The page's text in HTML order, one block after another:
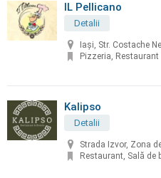
IL Pellicano
Detalii
Iași, Str. Costache
Pizzeria, Restaurant
Kalipso
Detalii
Strada Izvor, Zona
Restaurant, Sală de